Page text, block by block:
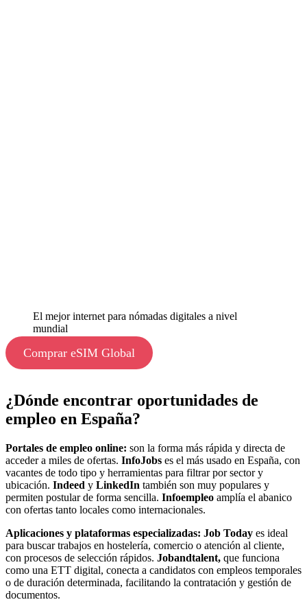
El mejor internet para nómadas digitales a nivel
mundial
Comprar eSIM Global
¿Dónde encontrar oportunidades de
empleo en España?
Portales de empleo online: son la forma más rápida y directa de
acceder a miles de ofertas. InfoJobs es el más usado en España, con
vacantes de todo tipo y herramientas para filtrar por sector y
ubicación. Indeed y LinkedIn también son muy populares y
permiten postular de forma sencilla. Infoempleo amplía el abanico
con ofertas tanto locales como internacionales.
Aplicaciones y plataformas especializadas: Job Today es ideal
para buscar trabajos en hostelería, comercio o atención al cliente,
con procesos de selección rápidos. Jobandtalent, que funciona
como una ETT digital, conecta a candidatos con empleos temporales
o de duración determinada, facilitando la contratación y gestión de
documentos.